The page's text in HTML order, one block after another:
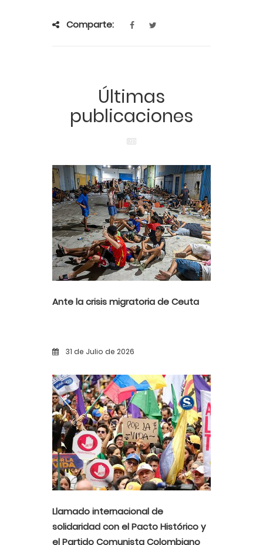
Comparte:
Últimas
publicaciones
Ante la crisis migratoria de Ceuta
31 de Julio de 2026
Llamado internacional de
solidaridad con el Pacto Histórico y
el Partido Comunista Colombiano